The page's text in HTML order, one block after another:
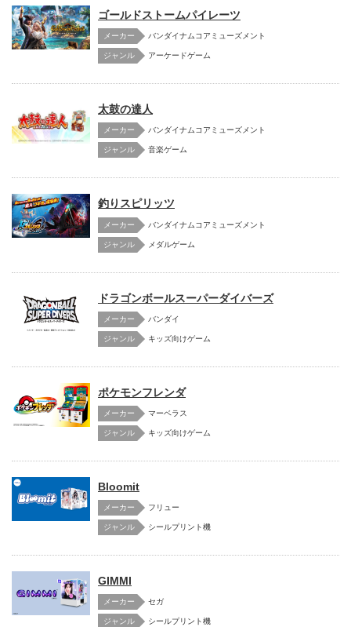
ゴールドストームパイレーツ
メーカー バンダイナムコアミューズメント
アーケードゲーム
太鼓の達人
メーカー バンダイナムコアミューズメント
音楽ゲーム
釣りスピリッツ
メーカー バンダイナムコアミューズメント
メダルゲーム
ドラゴンボールスーパーダイバーズ
メーカー バンダイ
キッズ向けゲーム
ポケモンフレンダ
メーカー マーベラス
キッズ向けゲーム
Bloomit
メーカー フリュー
シールプリント機
GIMMI
メーカー セガ
シールプリント機